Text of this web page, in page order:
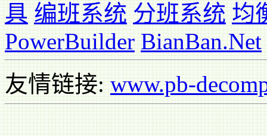
具 编班系统 分班系统 均
PowerBuilder BianBan.Net
友情链接: www.pb-